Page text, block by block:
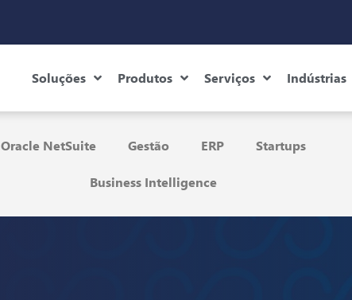
Soluções Produtos Serviços Indústrias
Oracle NetSuite Gestão ERP Startups
Business Intelligence